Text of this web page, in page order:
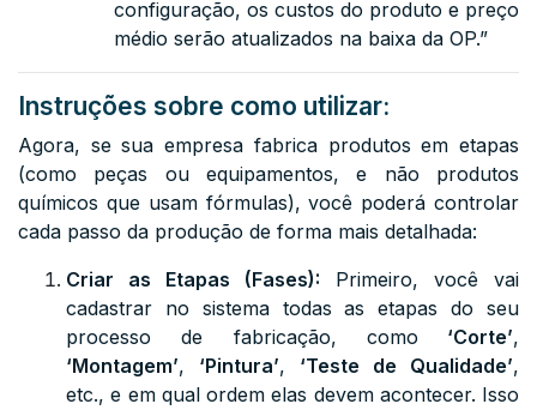
configuração, os custos do produto e preço
médio serão atualizados na baixa da OP.”
Instruções sobre como utilizar:
Agora, se sua empresa fabrica produtos em etapas
(como peças ou equipamentos, e não produtos
químicos que usam fórmulas), você poderá controlar
cada passo da produção de forma mais detalhada:
Criar as Etapas (Fases): Primeiro, você vai
cadastrar no sistema todas as etapas do seu
processo de fabricação, como ‘Corte’,
‘Montagem’, ‘Pintura’, ‘Teste de Qualidade’,
etc., e em qual ordem elas devem acontecer. Isso